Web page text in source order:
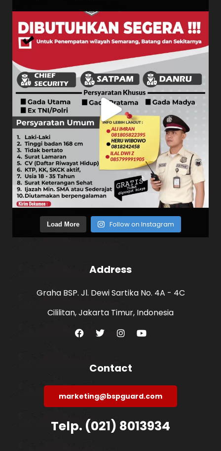
Load More Follow on Instagram
Address
Graha BSP. Jl. Dewi Sartika No. 4A - 4C
Cililitan, Jakarta Timur, Indonesia
Contact
marketing@bspguard.com
Telp. (021) 8013934